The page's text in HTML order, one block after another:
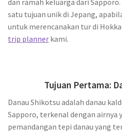
satu tujuan unik di Jepang,
untuk merencanakan tur di
trip planner kami.
Tujuan Pertama:
Danau Shikotsu adalah danau
Sapporo, terkenal dengan airnya
pemandangan tepi danau yang